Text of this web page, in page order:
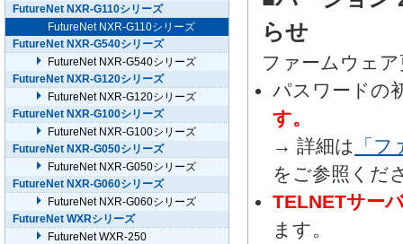
らせ
ファームウェ
パスワードの
す。
→ 詳細は
「
をご参照くだ
TELNETサー
ます。
FutureNet NXR-G110シリーズ
FutureNet NXR-G110シリーズ
FutureNet NXR-G540シリーズ
FutureNet NXR-G540シリーズ
FutureNet NXR-G120シリーズ
FutureNet NXR-G120シリーズ
FutureNet NXR-G100シリーズ
FutureNet NXR-G100シリーズ
FutureNet NXR-G050シリーズ
FutureNet NXR-G050シリーズ
FutureNet NXR-G060シリーズ
FutureNet NXR-G060シリーズ
FutureNet WXRシリーズ
FutureNet WXR-250